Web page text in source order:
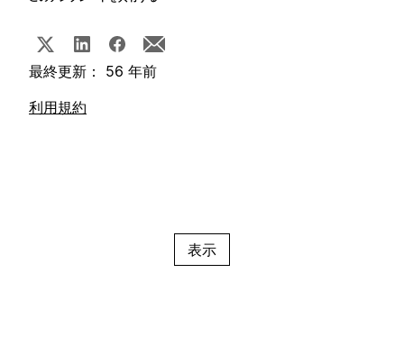
最終更新： 56 年前
利用規約
表示